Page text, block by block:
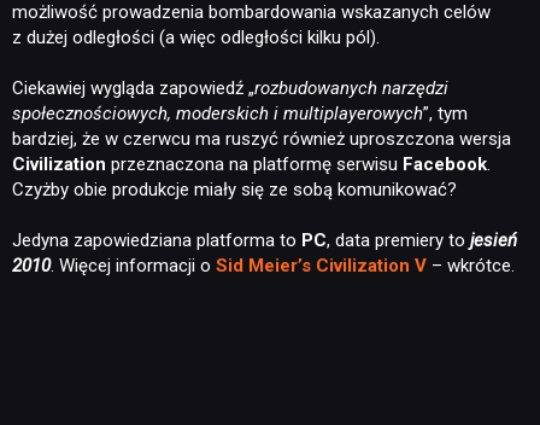
możliwość prowadzenia bombardowania wskazanych celów
z dużej odległości (a więc odległości kilku pól).
Ciekawiej wygląda zapowiedź „rozbudowanych narzędzi
społecznościowych, moderskich i multiplayerowych”, tym
bardziej, że w czerwcu ma ruszyć również uproszczona wersja
Civilization przeznaczona na platformę serwisu Facebook.
Czyżby obie produkcje miały się ze sobą komunikować?
Jedyna zapowiedziana platforma to PC, data premiery to jesień
2010. Więcej informacji o Sid Meier’s Civilization V – wkrótce.